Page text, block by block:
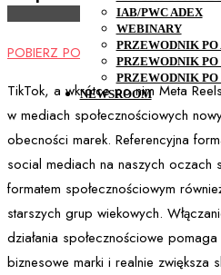
IAB/PWC ADEX
WEBINARY
PRZEWODNIK PO
PRZEWODNIK PO
PRZEWODNIK
NEWSROOM
POBIERZ PORADNIK
TikTok, a wkrótce po nim Meta
w mediach społecznościowych
obecności marek. Referencyjna
social mediach na naszych oczach
formatem społecznościowym
starszych grup wiekowych.
działania społecznościowe
biznesowe marki i realnie zwiększa